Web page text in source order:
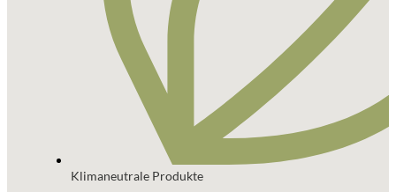
Klimaneutrale Produkte